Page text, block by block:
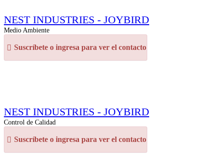
NEST INDUSTRIES - JOYBIRD
Medio Ambiente
Suscríbete o ingresa para ver el contacto
NEST INDUSTRIES - JOYBIRD
Control de Calidad
Suscríbete o ingresa para ver el contacto